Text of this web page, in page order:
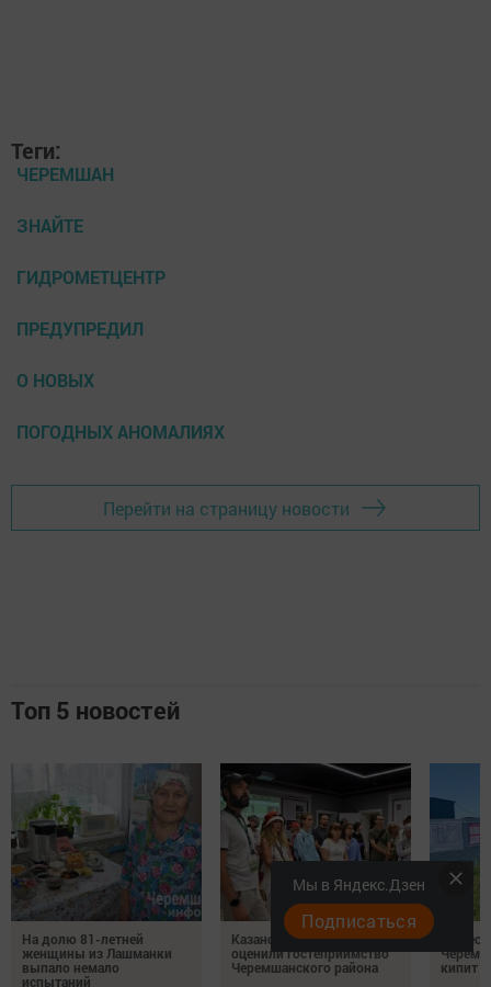
Теги:
ЧЕРЕМШАН
ЗНАЙТЕ
ГИДРОМЕТЦЕНТР
ПРЕДУПРЕДИЛ
О НОВЫХ
ПОГОДНЫХ АНОМАЛИЯХ
Перейти на страницу новости
Топ 5 новостей
На долю 81-летней
женщины из Лашманки
выпало немало
испытаний
Казанские туристы
оценили гостеприимство
Черемшанского района
На
кипит
Мы в Яндекс.Дзен
Подписаться